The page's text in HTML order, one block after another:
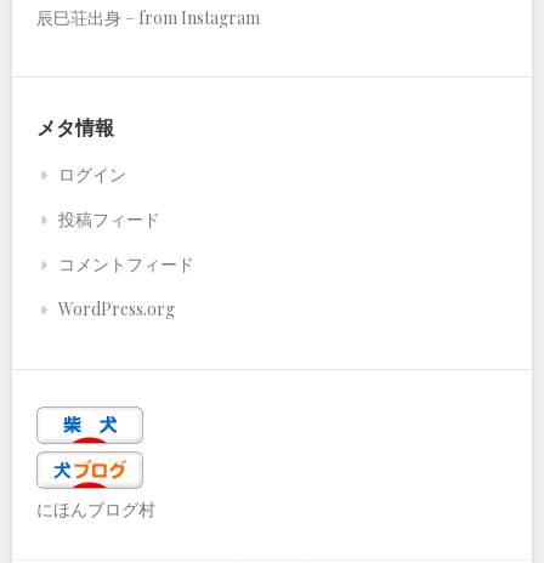
辰巳荘出身 – from Instagram
メタ情報
ログイン
投稿フィード
コメントフィード
WordPress.org
にほんブログ村